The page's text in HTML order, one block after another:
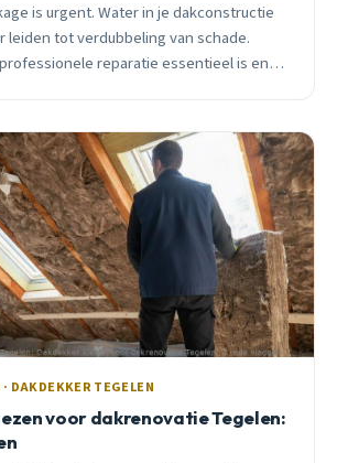
is urgent. Water in je dakconstructie
leiden tot verdubbeling van schade.
reparatie essentieel is en
DAKDEKKER TEGELEN
voor dakrenovatie Tegelen: